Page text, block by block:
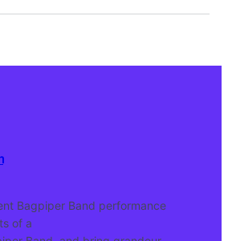
Bagpiper Band performance
of a